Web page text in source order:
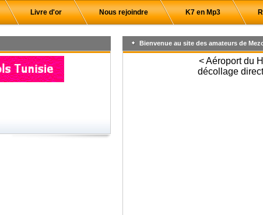
Livre d'or Nous rejoindre K7 en Mp3
Bienvenue au site des amateurs de
< Aéroport du
décollage